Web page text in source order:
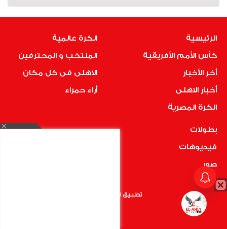
الرئيسية
كأس الأمم الأفريقية
أخر الأخبار
أخبار الاهلى
الكرة المصرية
الكرة عالمية
المنتخب و المحترفين
الاهلى فى كل مكان
أراء حمراء
بطولات
فيديوهات
صور
اتصل بنا
تطبيق الأهلي.كوم متاح الأن